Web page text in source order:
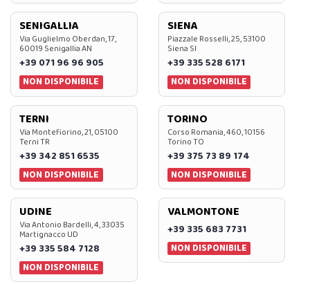
SENIGALLIA
Via Guglielmo Oberdan, 17,
60019 Senigallia AN
+39 071 96 96 905
NON DISPONIBILE
SIENA
Piazzale Rosselli, 25, 53100
Siena SI
+39 335 528 6171
NON DISPONIBILE
TERNI
Via Montefiorino, 21, 05100
Terni TR
+39 342 851 6535
NON DISPONIBILE
TORINO
Corso Romania, 460, 10156
Torino TO
+39 375 73 89 174
NON DISPONIBILE
UDINE
Via Antonio Bardelli, 4, 33035
Martignacco UD
+39 335 584 7128
NON DISPONIBILE
VALMONTONE
+39 335 683 7731
NON DISPONIBILE